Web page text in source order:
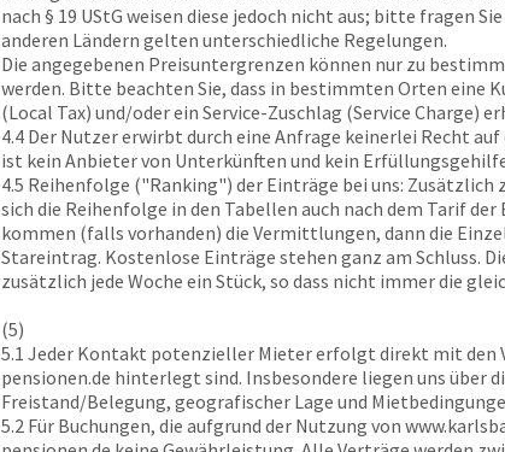
nach § 19 UStG weisen diese jedoch nicht aus; bitte fragen
anderen Ländern gelten unterschiedliche Regelungen.
Die angegebenen Preisuntergrenzen können nur zu
werden. Bitte beachten Sie, dass in bestimmten Orten eine
(Local Tax) und/oder ein Service-Zuschlag (Service Charge)
4.4 Der Nutzer erwirbt durch eine Anfrage keinerlei Recht
ist kein Anbieter von Unterkünften und kein
4.5 Reihenfolge ("Ranking") der Einträge bei uns:
sich die Reihenfolge in den Tabellen auch nach dem Tarif
kommen (falls vorhanden) die Vermittlungen, dann die
Stareintrag. Kostenlose Einträge stehen ganz am Schluss.
zusätzlich jede Woche ein Stück, so dass nicht immer die
(5)
5.1 Jeder Kontakt potenzieller Mieter erfolgt direkt mit den
pensionen.de hinterlegt sind. Insbesondere liegen uns über
Freistand/Belegung, geografischer Lage und
5.2 Für Buchungen, die aufgrund der Nutzung von